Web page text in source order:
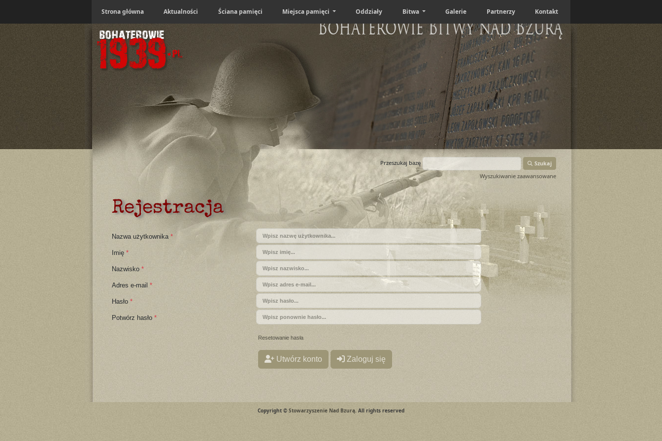
Strona główna Aktualności Ściana pamięci Miejsca pamięci Oddziały Bitwa Galerie Partnerzy Kontakt
Bohaterowie Bitwy nad Bzurą
Przeszukaj bazę
Szukaj
Wyszukiwanie zaawansowane
Rejestracja
Nazwa użytkownika *
Imię *
Nazwisko *
Adres e-mail *
Hasło *
Potwórz hasło *
Resetowanie hasła
Utwórz konto Zaloguj się
Copyright © Stowarzyszenie Nad Bzurą. All rights reserved